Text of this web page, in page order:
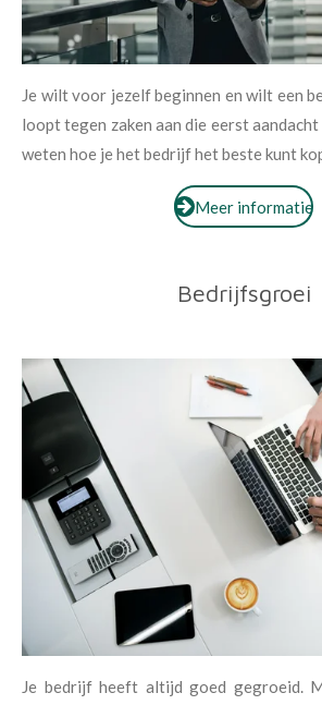
Je wilt voor jezelf beginnen en wilt een
loopt tegen zaken aan die eerst aandacht
weten hoe je het bedrijf het beste kunt
Meer informatie
Bedrijfsgroei
Je bedrijf heeft altijd goed gegroeid.